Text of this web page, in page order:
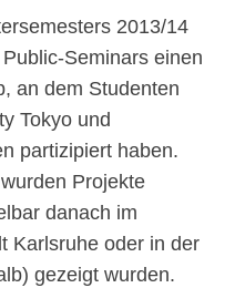
2013/14
Seminars einen
an dem Studenten
Tokyo und
partizipiert haben.
Projekte
danach im
Karlsruhe oder in der
gezeigt wurden.